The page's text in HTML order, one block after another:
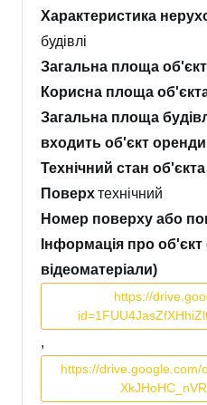
Характеристика
будівлі
Загальна площа
Корисна площа
Загальна площа
входить об'єкт
Технічний стан
Поверхтехнічний
Номер поверху або
Інформація про
відеоматеріали)
https://
,
https://drive.google.com/